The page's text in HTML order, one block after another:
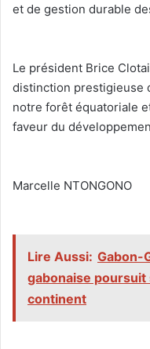
et de gestion durable
‎Le président Brice
distinction prestigieuse
notre forêt équatoriale
faveur du
‎Marcelle NTONGONO
Lire Aussi: Gabon-
gabonaise
continent